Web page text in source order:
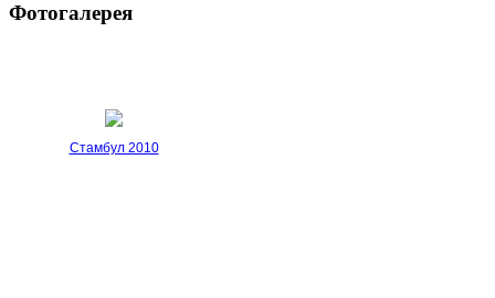
Фотогалерея
Стамбул 2010